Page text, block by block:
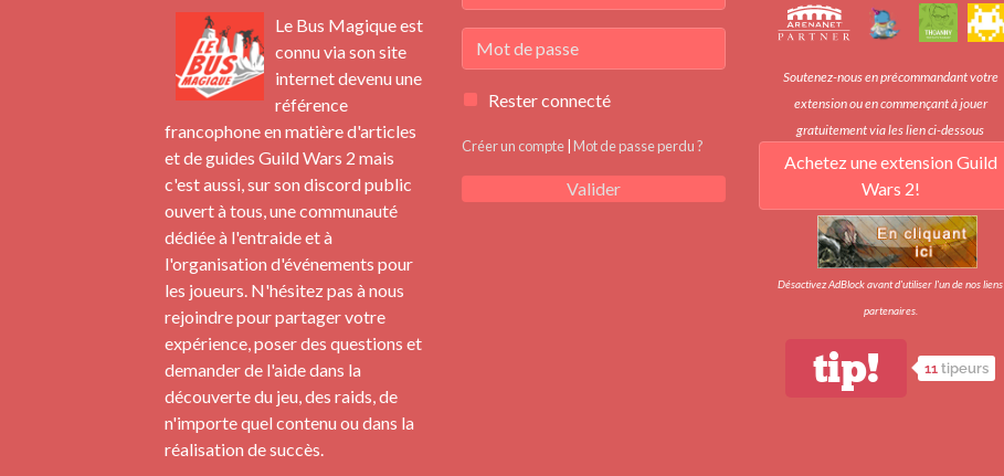
Le Bus Magique est
connu via son site
internet devenu une
référence
francophone en matière d'articles
et de guides Guild Wars 2 mais
c'est aussi, sur son discord public
ouvert à tous, une communauté
dédiée à l'entraide et à
l'organisation d'événements pour
les joueurs. N'hésitez pas à nous
rejoindre pour partager votre
expérience, poser des questions et
demander de l'aide dans la
découverte du jeu, des raids, de
n'importe quel contenu ou dans la
réalisation de succès.
Rester connecté
Créer un compte Mot de passe perdu ?
Valider
Soutenez-nous en précommandant votre
extension ou en commençant à jouer
gratuitement via les lien ci-dessous
Achetez une extension Guild
Wars 2!
Désactivez AdBlock avant d'utiliser l'un de nos liens
partenaires.
tip! 11 tipeurs